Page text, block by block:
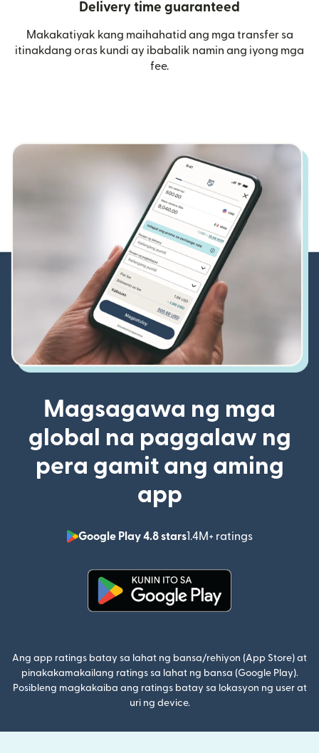
Delivery time guaranteed
Makakatiyak kang maihahatid ang mga transfer sa
itinakdang oras kundi ay ibabalik namin ang iyong mga
fee.
Magsagawa ng mga
global na paggalaw ng
pera gamit ang aming
app
Google Play 4.8 stars1.4M+ ratings
(bubukas
Ang app ratings batay sa lahat ng bansa/rehiyon (App Store) at
pinakakamakailang ratings sa lahat ng bansa (Google Play).
Posibleng magkakaiba ang ratings batay sa lokasyon ng user at
uri ng device.